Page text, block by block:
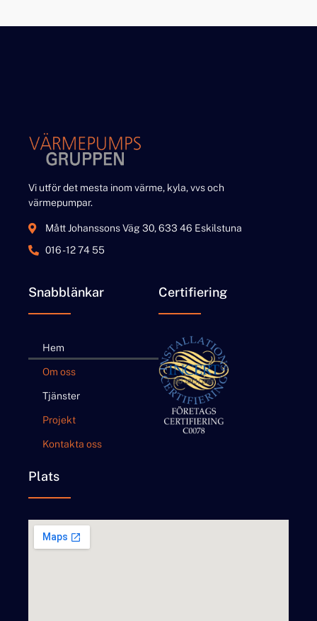
Vi utför det mesta inom värme, kyla, vvs och
värmepumpar.
Mått Johanssons Väg 30, 633 46 Eskilstuna
016 - 12 74 55
Snabblänkar
Hem
Om oss
Tjänster
Projekt
Kontakta oss
Certifiering
Plats